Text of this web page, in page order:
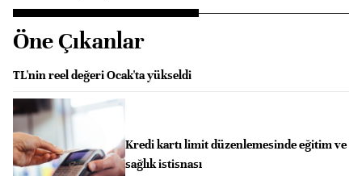
Öne Çıkanlar
TL'nin reel değeri Ocak'ta yükseldi
Kredi kartı limit düzenlemesinde eğitim ve
sağlık istisnası